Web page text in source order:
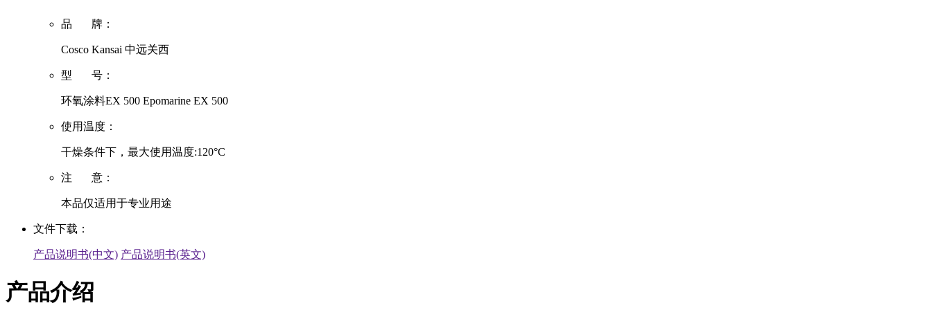
品 牌：
Cosco Kansai 中远关西
型 号：
环氧涂料EX 500 Epomarine EX 500
使用温度：
干燥条件下，最大使用温度:120°C
注 意：
本品仅适用于专业用途
文件下载：
产品说明书(中文) 产品说明书(英文)
产品介绍